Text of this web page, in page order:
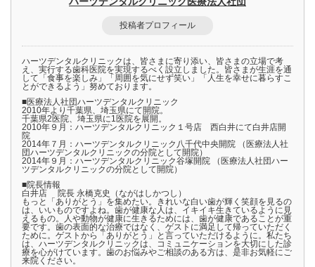
投稿者プロフィール
ハーツデンタルクリニックは、皆さまに寄り添い、皆さまの立場で考
え、実行する歯科医院を実現するべく設立しました。皆さまが生涯を通
して「食事を楽しみ」「周囲を気にせず笑い」「人生を幸せに暮らすこ
とができるよう」努めております。
■医療法人社団ハーツデンタルクリニック
2010年より千葉県、埼玉県にて開院。
千葉県2医院、埼玉県に1医院を展開。
2010年９月：ハーツデンタルクリニック１号店 西白井にて白井店開
院
2014年７月：ハーツデンタルクリニック八千代中央開院 （医療法人社
団ハーツデンタルクリニックの分院として開院）
2014年９月：ハーツデンタルクリニック谷塚開院 （医療法人社団ハー
ツデンタルクリニックの分院として開院）
■院長情報
白井店 院長 永橋克史（ながはしかつし）
もっと「ありがとう」を集めたい。きれいな白い歯が輝く笑顔を見るの
は、いいものですよね。歯が健康な人は、イキイキ生きているように見
えるもの。人や動物が健康に生きるためには、歯が健康であることが重
要です。歯の表面的な治療ではなく、ゲストに満足して帰っていただく
ために。ゲストから「ありがとう」と言っていただけるように。私たち
は、ハーツデンタルクリニックは、コミュニケーションを大切にした診
療を心がけています。歯のお悩みやご相談のある方は、是非お気軽にご
来院ください。